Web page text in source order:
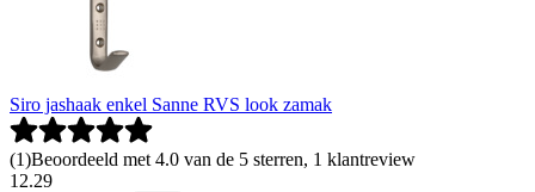
Siro jashaak enkel Sanne RVS look zamak
(1)Beoordeeld met 4.0 van de 5 sterren, 1 klantreview
12.29